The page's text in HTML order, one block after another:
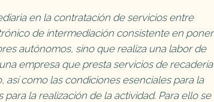
en la contratación de servicios entre
de intermediación consistente en poner
autónomos, sino que realiza una labor de
empresa que presta servicios de recadería
como las condiciones esenciales para la
la realización de la actividad. Para ello se